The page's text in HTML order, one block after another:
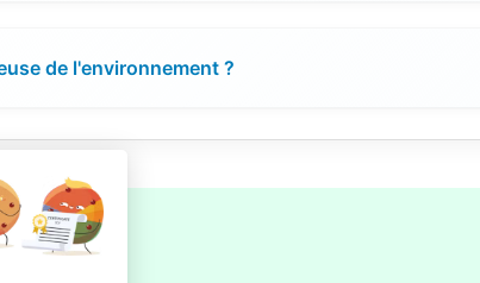
de l'environnement ?